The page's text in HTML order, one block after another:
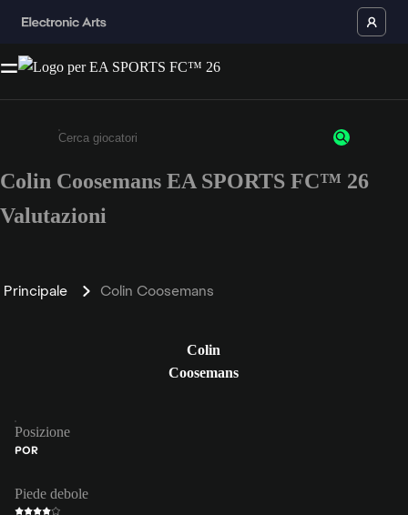
Inserisci un minimo di 3 caratteri o numeri.
Colin Coosemans EA SPORTS FC™ 26
Valutazioni
Principale Colin Coosemans
Colin
Coosemans
Posizione
POR
Piede debole